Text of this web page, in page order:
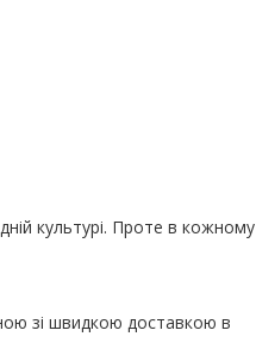
культурі. Проте в кожному
зі швидкою доставкою в